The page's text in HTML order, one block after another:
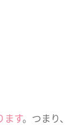
ます。つまり